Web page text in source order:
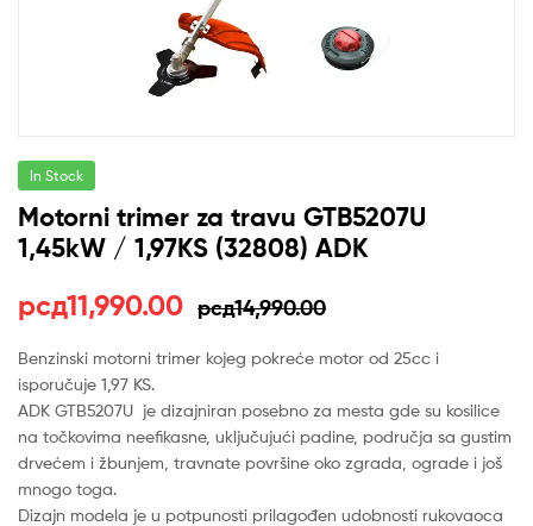
In Stock
Motorni trimer za travu GTB5207U
1,45kW / 1,97KS (32808) ADK
рсд14,990.00
Оригинална
цена
је
била:
рсд14,990.00.
рсд11,990.00
Тренутна
цена
је:
рсд11,990.00.
Benzinski motorni trimer kojeg pokreće motor od 25cc i
isporučuje 1,97 KS.
ADK GTB5207U je dizajniran posebno za mesta gde su kosilice
na točkovima neefikasne, uključujući padine, područja sa gustim
drvećem i žbunjem, travnate površine oko zgrada, ograde i još
mnogo toga.
Dizajn modela je u potpunosti prilagođen udobnosti rukovaoca